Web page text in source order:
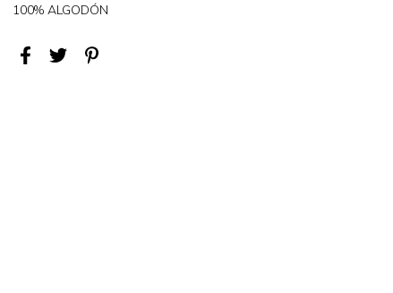
100% ALGODÓN